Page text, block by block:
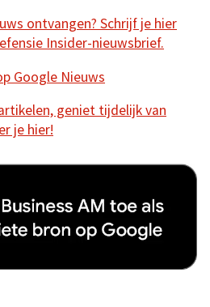
ontvangen? Schrijf je hier
Insider-nieuwsbrief.
Google Nieuws
geniet tijdelijk van
je hier!